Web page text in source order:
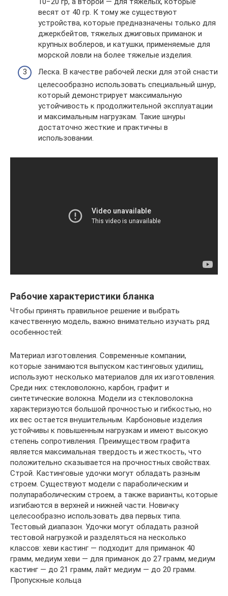
весят от 40 гр. К тому же существуют
устройства, которые предназначены только для
джеркбейтов, тяжелых джиговых приманок и
крупных воблеров, и катушки, применяемые для
морской ловли на более тяжелые изделия.
Леска. В качестве рабочей лески для этой снасти
целесообразно использовать специальный шнур,
который демонстрирует максимальную
устойчивость к продолжительной эксплуатации
и максимальным нагрузкам. Такие шнуры
достаточно жесткие и практичны в
использовании.
Рабочие характеристики бланка
Чтобы принять правильное решение и выбрать
качественную модель, важно внимательно изучать ряд
особенностей:
Материал изготовления. Современные компании,
которые занимаются выпуском кастинговых удилищ,
используют несколько материалов для их изготовления.
Среди них: стекловолокно, карбон, графит и
синтетические волокна. Модели из стекловолокна
характеризуются большой прочностью и гибкостью, но
их вес остается внушительным. Карбоновые изделия
устойчивы к повышенным нагрузкам и имеют высокую
степень сопротивления. Преимуществом графита
является максимальная твердость и жесткость, что
положительно сказывается на прочностных свойствах.
Строй. Кастинговые удочки могут обладать разным
строем. Существуют модели с параболическим и
полупараболическим строем, а также варианты, которые
изгибаются в верхней и нижней части. Новичку
целесообразно использовать два первых типа.
Тестовый диапазон. Удочки могут обладать разной
тестовой нагрузкой и разделяться на несколько
классов: хеви кастинг — подходит для приманок 40
грамм, медиум хеви — для приманок до 27 грамм, медиум
кастинг — до 21 грамм, лайт медиум — до 20 грамм.
Пропускные кольца